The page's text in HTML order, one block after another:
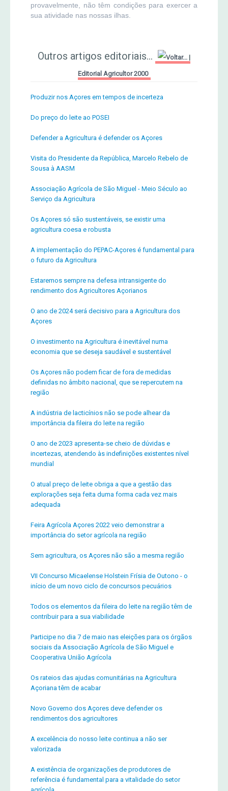
provavelmente, não têm condições para exercer a
sua atividade nas nossas ilhas.
Outros artigos editoriais... |
Editorial Agricultor 2000
Produzir nos Açores em tempos de incerteza
Do preço do leite ao POSEI
Defender a Agricultura é defender os Açores
Visita do Presidente da República, Marcelo Rebelo de
Sousa à AASM
Associação Agrícola de São Miguel - Meio Século ao
Serviço da Agricultura
Os Açores só são sustentáveis, se existir uma
agricultura coesa e robusta
A implementação do PEPAC-Açores é fundamental para
o futuro da Agricultura
Estaremos sempre na defesa intransigente do
rendimento dos Agricultores Açorianos
O ano de 2024 será decisivo para a Agricultura dos
Açores
O investimento na Agricultura é inevitável numa
economia que se deseja saudável e sustentável
Os Açores não podem ficar de fora de medidas
definidas no âmbito nacional, que se repercutem na
região
A indústria de lacticínios não se pode alhear da
importância da fileira do leite na região
O ano de 2023 apresenta-se cheio de dúvidas e
incertezas, atendendo às indefinições existentes nível
mundial
O atual preço de leite obriga a que a gestão das
explorações seja feita duma forma cada vez mais
adequada
Feira Agrícola Açores 2022 veio demonstrar a
importância do setor agrícola na região
Sem agricultura, os Açores não são a mesma região
VII Concurso Micaelense Holstein Frísia de Outono - o
início de um novo ciclo de concursos pecuários
Todos os elementos da fileira do leite na região têm de
contribuir para a sua viabilidade
Participe no dia 7 de maio nas eleições para os órgãos
sociais da Associação Agrícola de São Miguel e
Cooperativa União Agrícola
Os rateios das ajudas comunitárias na Agricultura
Açoriana têm de acabar
Novo Governo dos Açores deve defender os
rendimentos dos agricultores
A excelência do nosso leite continua a não ser
valorizada
A existência de organizações de produtores de
referência é fundamental para a vitalidade do setor